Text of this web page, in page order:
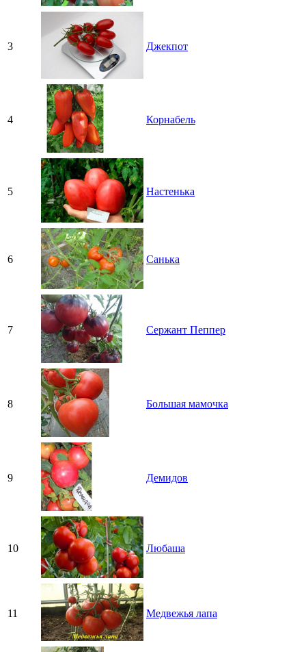
3 Джекпот
4 Корнабель
5 Настенька
6 Санька
7 Сержант Пеппер
8 Большая мамочка
9 Демидов
10 Любаша
11 Медвежья лапа